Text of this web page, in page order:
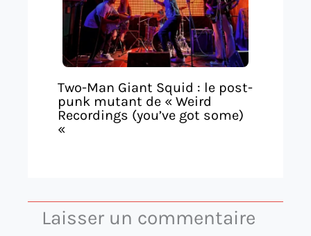
Two-Man Giant Squid : le post-
punk mutant de « Weird
Recordings (you’ve got some)
«
Laisser un commentaire